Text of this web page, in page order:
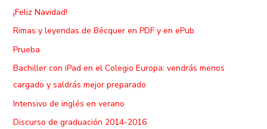
¡Feliz Navidad!
Rimas y leyendas de Bécquer en PDF y en ePub
Prueba
Bachiller con iPad en el Colegio Europa: vendrás menos
cargado y saldrás mejor preparado
Intensivo de inglés en verano
Discurso de graduación 2014-2016